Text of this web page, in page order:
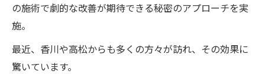
の施術で劇的な改善が期待できる秘密のアプローチを実
施。
最近、香川や高松からも多くの方々が訪れ、その効果に
驚いています。